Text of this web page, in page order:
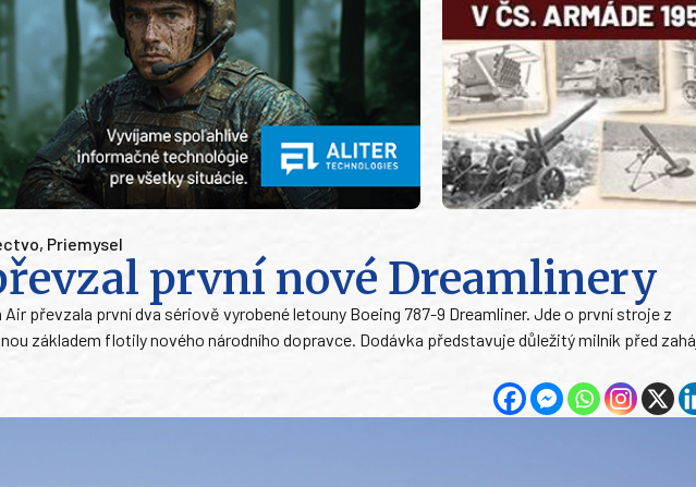
, Priemysel
první nové Dreamlinery
převzala první dva sériově vyrobené letouny Boeing 787-9 Dreamliner. Jde o první stroje z
základem flotily nového národního dopravce. Dodávka představuje důležitý milník před